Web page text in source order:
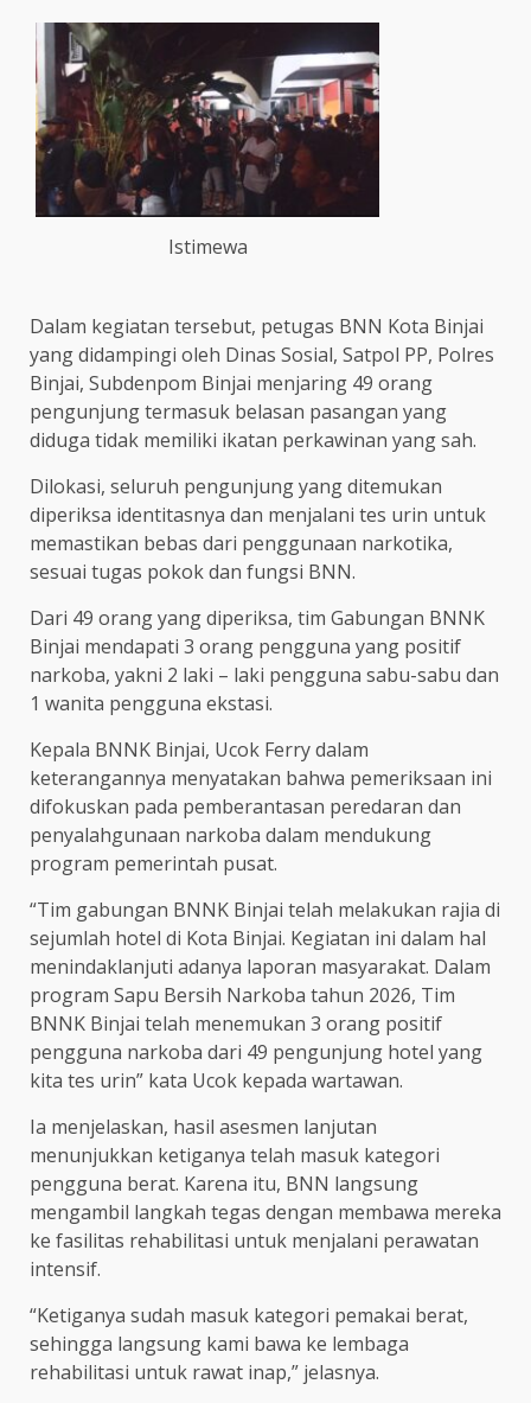
Istimewa
Dalam kegiatan tersebut, petugas BNN Kota Binjai
yang didampingi oleh Dinas Sosial, Satpol PP, Polres
Binjai, Subdenpom Binjai menjaring 49 orang
pengunjung termasuk belasan pasangan yang
diduga tidak memiliki ikatan perkawinan yang sah.
Dilokasi, seluruh pengunjung yang ditemukan
diperiksa identitasnya dan menjalani tes urin untuk
memastikan bebas dari penggunaan narkotika,
sesuai tugas pokok dan fungsi BNN.
Dari 49 orang yang diperiksa, tim Gabungan BNNK
Binjai mendapati 3 orang pengguna yang positif
narkoba, yakni 2 laki – laki pengguna sabu-sabu dan
1 wanita pengguna ekstasi.
Kepala BNNK Binjai, Ucok Ferry dalam
keterangannya menyatakan bahwa pemeriksaan ini
difokuskan pada pemberantasan peredaran dan
penyalahgunaan narkoba dalam mendukung
program pemerintah pusat.
“Tim gabungan BNNK Binjai telah melakukan rajia di
sejumlah hotel di Kota Binjai. Kegiatan ini dalam hal
menindaklanjuti adanya laporan masyarakat. Dalam
program Sapu Bersih Narkoba tahun 2026, Tim
BNNK Binjai telah menemukan 3 orang positif
pengguna narkoba dari 49 pengunjung hotel yang
kita tes urin” kata Ucok kepada wartawan.
Ia menjelaskan, hasil asesmen lanjutan
menunjukkan ketiganya telah masuk kategori
pengguna berat. Karena itu, BNN langsung
mengambil langkah tegas dengan membawa mereka
ke fasilitas rehabilitasi untuk menjalani perawatan
intensif.
“Ketiganya sudah masuk kategori pemakai berat,
sehingga langsung kami bawa ke lembaga
rehabilitasi untuk rawat inap,” jelasnya.